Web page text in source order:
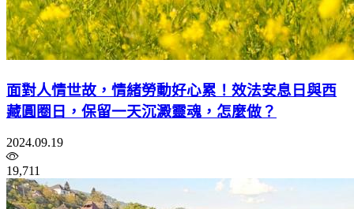
面對人情世故，情緒勞動好心累！效法安息日與西
藏圓圈日，保留一天沉澱靈魂，怎麼做？
2024.09.19
19,711